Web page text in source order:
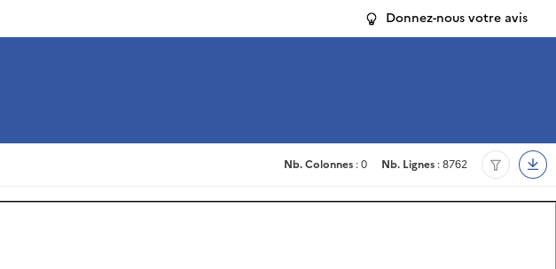
Donnez-nous votre avis
Nb. Colonnes : 0 Nb. Lignes : 8762